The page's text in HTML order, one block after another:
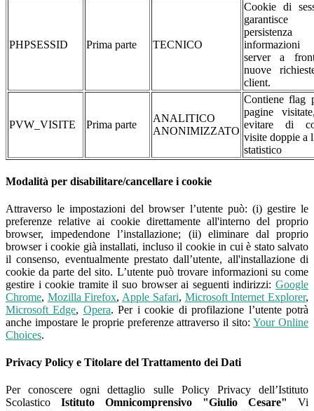
PHPSESSID Prima parte TECNICO
Cookie di
persistenza
server a
nuove
client.
PVW_VISITE Prima parte
ANALITICO
ANONIMIZZATO
Contiene flag
pagine
evitare di
visite doppie a
statistico
Modalità per disabilitare/cancellare i cookie
Attraverso le impostazioni del browser l’utente può: (i) gestire le
preferenze relative ai cookie direttamente all'interno del proprio
browser, impedendone l’installazione; (ii) eliminare dal proprio
browser i cookie già installati, incluso il cookie in cui è stato salvato
il consenso, eventualmente prestato dall’utente, all'installazione di
cookie da parte del sito. L’utente può trovare informazioni su come
gestire i cookie tramite il suo browser ai seguenti indirizzi: Google
Chrome, Mozilla Firefox, Apple Safari, Microsoft Internet Explorer,
Microsoft Edge, Opera. Per i cookie di profilazione l’utente potrà
anche impostare le proprie preferenze attraverso il sito:Your Online
Choices.
Privacy Policy e Titolare del Trattamento dei Dati
Per conoscere ogni dettaglio sulle Policy Privacy dell’Istituto
Scolastico Istituto Omnicomprensivo "Giulio Cesare"
Vi